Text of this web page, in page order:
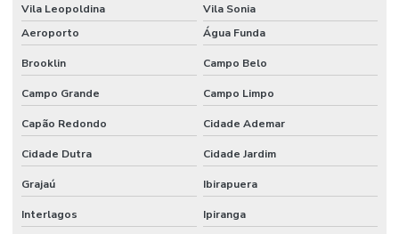
Tecido veludo
Tecido veludo automotivo
Tecido veludo automotivo comprar
Tecido veludo comprar
Tecido veludo flocado
Tecido veludo preço
Vila Leopoldina
Vila Sonia
Aeroporto
Água Funda
Brooklin Campo Belo
Campo Grande Campo Limpo
Capão Redondo Cidade Ademar
Cidade Dutra Cidade Jardim
Grajaú Ibirapuera
Interlagos Ipiranga